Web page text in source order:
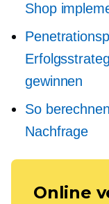
Shop
gewinnen
So
Nachfrage
Online